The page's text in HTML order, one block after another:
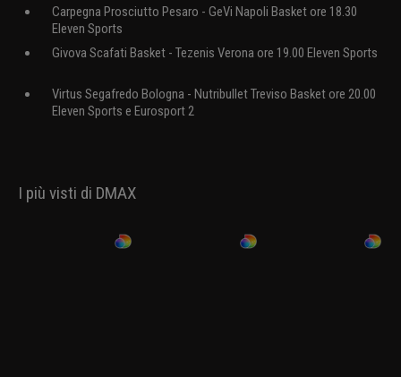
Carpegna Prosciutto Pesaro - GeVi Napoli Basket ore 18.30
Eleven Sports
Givova Scafati Basket - Tezenis Verona ore 19.00 Eleven Sports
Virtus Segafredo Bologna - Nutribullet Treviso Basket ore 20.00
Eleven Sports e Eurosport 2
I più visti di DMAX